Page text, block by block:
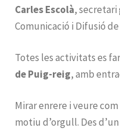
Carles Escolà, secretari
Comunicació i Difusió
Totes les activitats es
de Puig-reig, amb
Mirar enrere i veure
motiu d’orgull. Des